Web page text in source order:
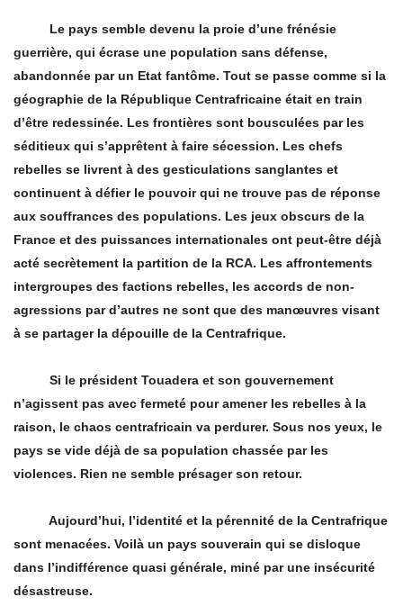
Le pays semble devenu la proie d’une frénésie
guerrière, qui écrase une population sans défense,
abandonnée par un Etat fantôme. Tout se passe comme si la
géographie de la République Centrafricaine était en train
d’être redessinée. Les frontières sont bousculées par les
séditieux qui s’apprêtent à faire sécession. Les chefs
rebelles se livrent à des gesticulations sanglantes et
continuent à défier le pouvoir qui ne trouve pas de réponse
aux souffrances des populations. Les jeux obscurs de la
France et des puissances internationales ont peut-être déjà
acté secrètement la partition de la RCA. Les affrontements
intergroupes des factions rebelles, les accords de non-
agressions par d’autres ne sont que des manœuvres visant
à se partager la dépouille de la Centrafrique.
Si le président Touadera et son gouvernement
n’agissent pas avec fermeté pour amener les rebelles à la
raison, le chaos centrafricain va perdurer. Sous nos yeux, le
pays se vide déjà de sa population chassée par les
violences. Rien ne semble présager son retour.
Aujourd’hui, l’identité et la pérennité de la Centrafrique
sont menacées. Voilà un pays souverain qui se disloque
dans l’indifférence quasi générale, miné par une insécurité
désastreuse.